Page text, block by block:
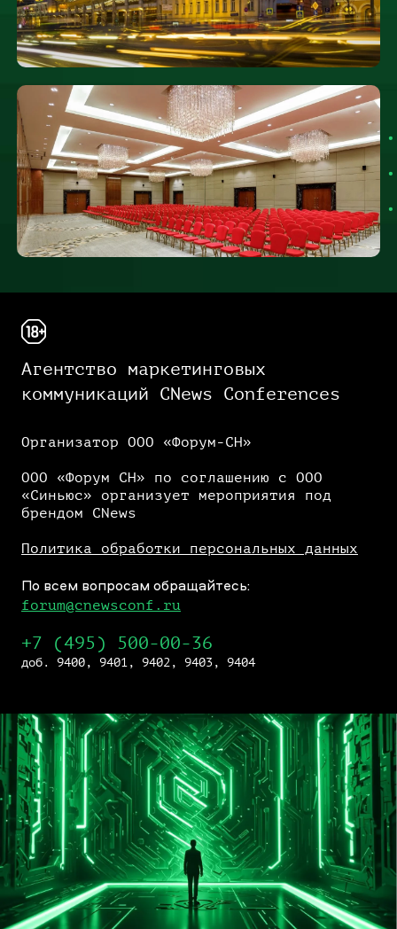
Агентство маркетинговых
коммуникаций CNews Conferences
Организатор ООО «Форум-СН»
ООО «Форум СН» по соглашению с ООО
«Синьюс» организует мероприятия под
брендом CNews
Политика обработки персональных данных
По всем вопросам обращайтесь:
forum@cnewsconf.ru
+7 (495) 500-00-36
доб. 9400, 9401, 9402, 9403, 9404